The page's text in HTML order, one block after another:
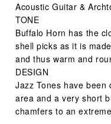
Acoustic Guitar &
TONE
Buffalo Horn has the
shell picks as it is
and thus warm and
DESIGN
Jazz Tones have
area and a very short
chamfers to an